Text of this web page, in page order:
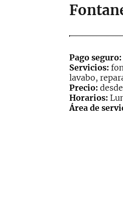
Pago seguro:
Servicios:
lavabo,
Precio:
Horarios:
Área de